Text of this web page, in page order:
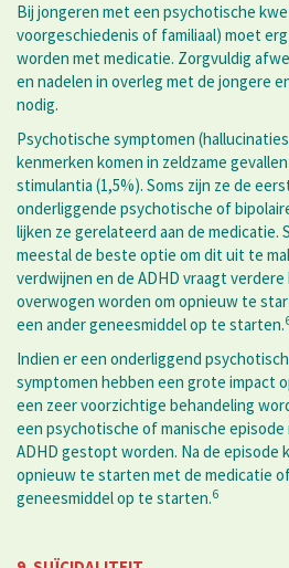
Bij jongeren met een psychotische
voorgeschiedenis of familiaal) moet
worden met medicatie. Zorgvuldig
en nadelen in overleg met de jongere
nodig.
Psychotische symptomen
kenmerken komen in zeldzame
stimulantia (1,5%). Soms zijn ze de
onderliggende psychotische of
lijken ze gerelateerd aan de medicatie.
meestal de beste optie om dit uit te
verdwijnen en de ADHD vraagt verdere
overwogen worden om opnieuw te
een ander geneesmiddel op te starten.
Indien er een onderliggend
symptomen hebben een grote impact
een zeer voorzichtige behandeling
een psychotische of manische
ADHD gestopt worden. Na de episode
opnieuw te starten met de medicatie
geneesmiddel op te starten.6